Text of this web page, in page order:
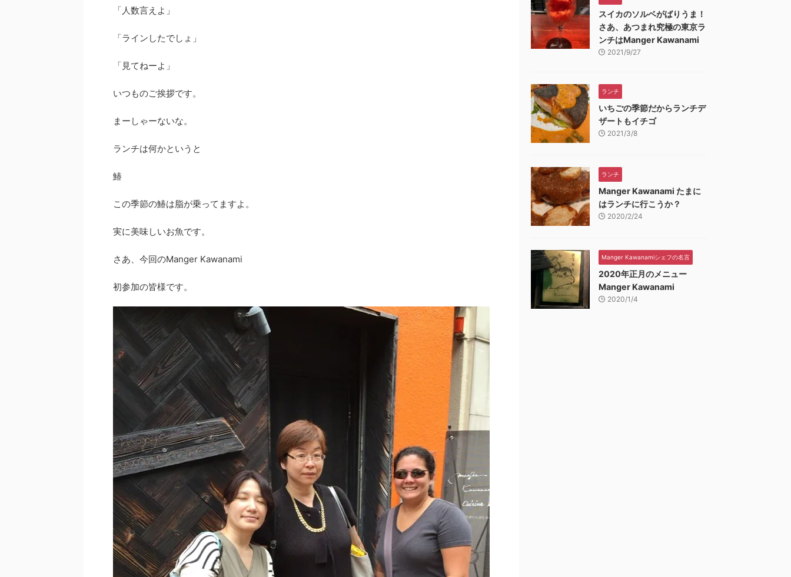
「人数言えよ」
「ラインしたでしょ」
「見てねーよ」
いつものご挨拶です。
まーしゃーないな。
ランチは何かというと
鰆
この季節の鰆は脂が乗ってますよ。
実に美味しいお魚です。
さあ、今回のManger Kawanami
初参加の皆様です。
スイカのソルベがばりうま！
さあ、あつまれ究極の東京ラ
ンチはManger Kawanami
2021/9/27
ランチ
いちごの季節だからランチデ
ザートもイチゴ
2021/3/8
ランチ
Manger Kawanami たまに
はランチに行こうか？
2020/2/24
Manger Kawanamiシェフの名言
2020年正月のメニュー
Manger Kawanami
2020/1/4